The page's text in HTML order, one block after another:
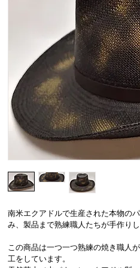
南米エクアドルで生産された本物の
み、製品まで熟練職人たちが手作り
この商品は一つ一つ熟練の焼き職人
工をしています。